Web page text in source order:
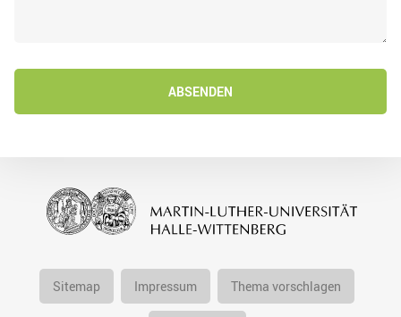
ABSENDEN
Sitemap Impressum Thema vorschlagen